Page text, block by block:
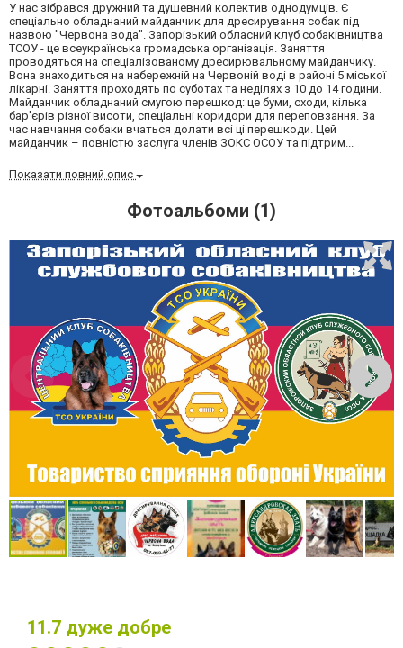
У нас зібрався дружний та душевний колектив однодумців. Є
спеціально обладнаний майданчик для дресирування собак під
назвою "Червона вода". Запорізький обласний клуб собаківництва
ТСОУ - це всеукраїнська громадська організація. Заняття
проводяться на спеціалізованому дресирювальному майданчику.
Вона знаходиться на набережній на Червоній воді в районі 5 міської
лікарні. Заняття проходять по суботах та неділях з 10 до 14 години.
Майданчик обладнаний смугою перешкод: це буми, сходи, кілька
бар'єрів різної висоти, спеціальні коридори для переповзання. За
час навчання собаки вчаться долати всі ці перешкоди. Цей
майданчик – повністю заслуга членів ЗОКС ОСОУ та підтрим...
Показати повний опис
Фотоальбоми (1)
11.7 дуже добре